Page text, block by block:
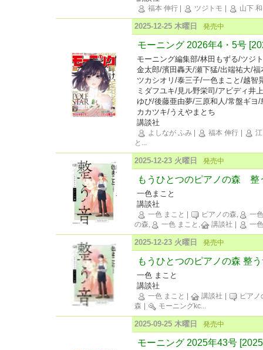
福本 伸行 ツジトモ 山下
2025-12-25 木曜日 発売中
モーニング 2026年4・5号
モーニング編集部/林田もずる/ツジ
金太郎/濱田轟天/瀬下猛/出端祐大/
ツカシオリ/泰三子/一色まこと/越智
ミダフユキ/見ル野栄司/アビディ井
ゆび/後藤亜由夢/三原和人/常盤ギヨ
カカツキ/うえやまとち
講談社
よしなが ふみ 福本 伸行
と ...
2025-12-23 火曜日 発売中
もうひとつのピアノの森 整
一色まこと
講談社
一色 まこと ピアノの森,
一
の森,
一色 まこと, 講談社 一
2025-12-23 火曜日 発売中
もうひとつのピアノの森 整
一色 まこと
講談社
一色 まこと 講談社
ピアノ
森
モーニングkc...
2025-09-25 木曜日 発売中
モーニング 2025年43号